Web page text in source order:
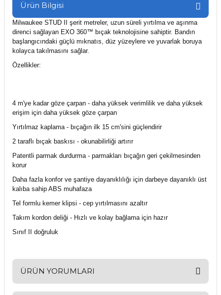
Ürün Bilgisi
Milwaukee STUD II şerit metreler, uzun süreli yırtılma ve aşınma
direnci sağlayan EXO 360™ bıçak teknolojisine sahiptir. Bandın
başlangıcındaki güçlü mıknatıs, düz yüzeylere ve yuvarlak boruya
kolayca takılmasını sağlar.
Özellikler:
4 m'ye kadar göze çarpan - daha yüksek verimlilik ve daha yüksek
erişim için daha yüksek göze çarpan
Yırtılmaz kaplama - bıçağın ilk 15 cm'sini güçlendirir
2 taraflı bıçak baskısı - okunabilirliği artırır
Patentli parmak durdurma - parmakları bıçağın geri çekilmesinden
korur
Daha fazla konfor ve şantiye dayanıklılığı için darbeye dayanıklı üst
kalıba sahip ABS muhafaza
Tel formlu kemer klipsi - cep yırtılmasını azaltır
Takım kordon deliği - Hızlı ve kolay bağlama için hazır
Sınıf II doğruluk
ÜRÜN YORUMLARI